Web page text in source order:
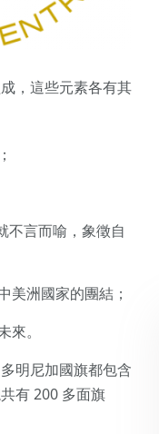
，這些元素各有其
不言而喻，象徵自
美洲國家的團結；
。
明尼加國旗都包含
有 200 多面旗